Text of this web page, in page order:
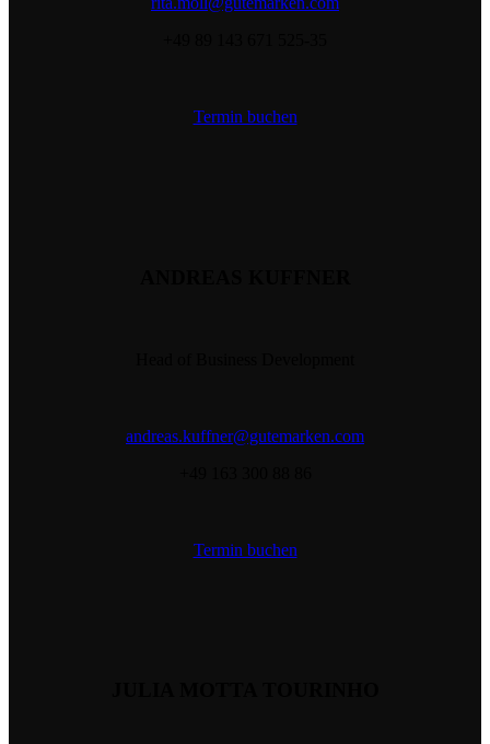
Termin buchen
andreas.kuffner@gutemarken.com
Termin buchen